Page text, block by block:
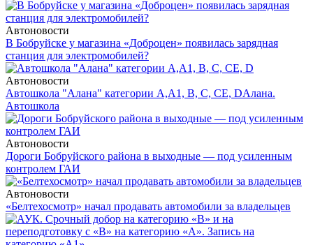
Автоновости
В Бобруйске у магазина «Доброцен» появилась зарядная
станция для электромобилей?
Автоновости
Автошкола "Алана" категории А,А1, В, С, СЕ, DАлана.
Автошкола
Автоновости
Дороги Бобруйского района в выходные — под усиленным
контролем ГАИ
Автоновости
«Белтехосмотр» начал продавать автомобили за владельцев